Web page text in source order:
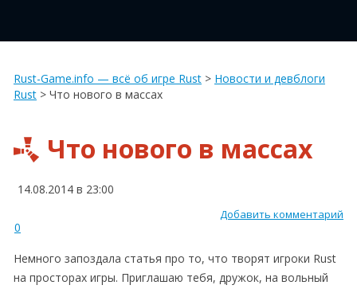
Rust-Game.info — всё об игре Rust > Новости и девблоги
Rust > Что нового в массах
Что нового в массах
14.08.2014 в 23:00
Добавить комментарий
0
Немного запоздала статья про то, что творят игроки Rust
на просторах игры. Приглашаю тебя, дружок, на вольный